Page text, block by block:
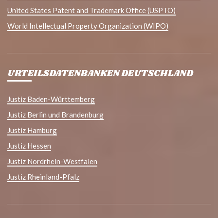
United States Patent and Trademark Office (USPTO)
World Intellectual Property Organization (WIPO)
URTEILSDATENBANKEN DEUTSCHLAND
Justiz Baden-Württemberg
Justiz Berlin und Brandenburg
Justiz Hamburg
Justiz Hessen
Justiz Nordrhein-Westfalen
Justiz Rheinland-Pfalz